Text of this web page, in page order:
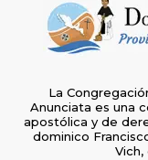
La
Anunciata es una
apostólica y de
dominico
Vich,